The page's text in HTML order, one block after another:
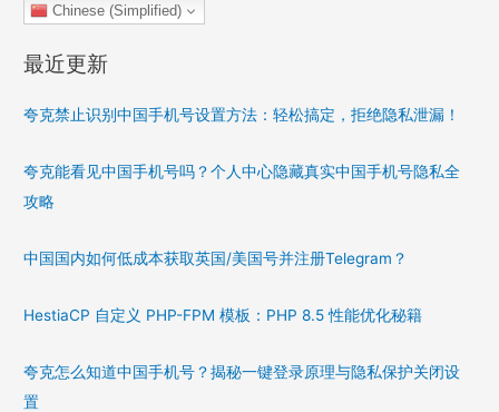
Chinese (Simplified)
最近更新
夸克禁止识别中国手机号设置方法：轻松搞定，拒绝隐私泄漏！
夸克能看见中国手机号吗？个人中心隐藏真实中国手机号隐私全
攻略
中国国内如何低成本获取英国/美国号并注册Telegram？
HestiaCP 自定义 PHP-FPM 模板：PHP 8.5 性能优化秘籍
夸克怎么知道中国手机号？揭秘一键登录原理与隐私保护关闭设
置